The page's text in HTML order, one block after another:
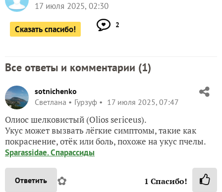
17 июля 2025, 02:30
Сказать спасибо! 2
Все ответы и комментарии (1)
sotnichenko
Светлана
Гурзуф 17 июля 2025, 07:47
Олиос шелковистый (Olios sericeus).
Укус может вызвать лёгкие симптомы, такие как
покраснение, отёк или боль, похоже на укус пчелы.
Sparassidae. Спарассиды
Ответить ✿ 1 Спасибо!